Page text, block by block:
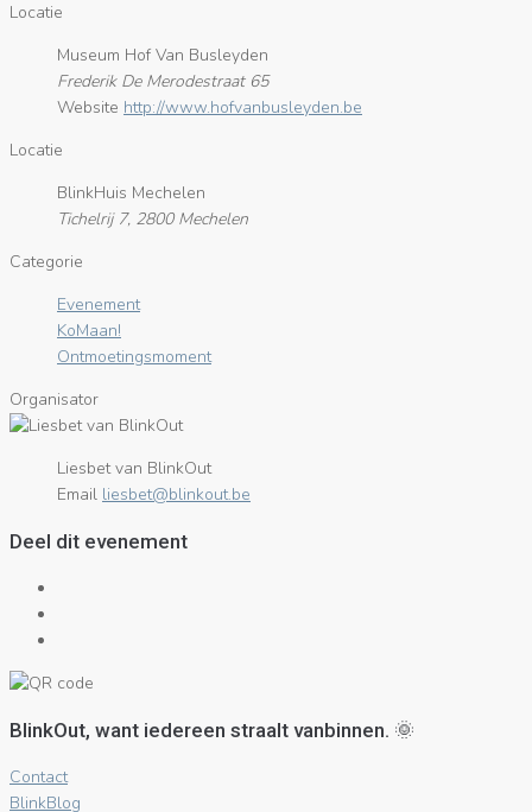
Locatie
Museum Hof Van Busleyden
Frederik De Merodestraat 65
Website http://www.hofvanbusleyden.be
Locatie
BlinkHuis Mechelen
Tichelrij 7, 2800 Mechelen
Categorie
Evenement
KoMaan!
Ontmoetingsmoment
Organisator
Liesbet van BlinkOut
Email eb.tuoknilb@tebseil
Deel dit evenement
BlinkOut, want iedereen straalt vanbinnen. 🌞
Contact
BlinkBlog